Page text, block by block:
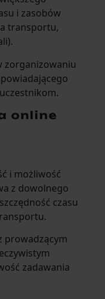
i zasobów
transportu,
zorganizowaniu
online
i możliwość
z dowolnego
czasu
prowadzącym
zadawania